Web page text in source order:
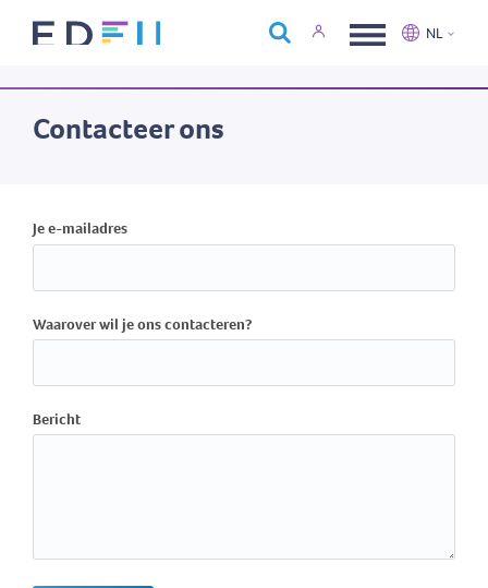
Over Edfin
NL
Contacteer ons
Je e-mailadres
Waarover wil je ons contacteren?
Bericht